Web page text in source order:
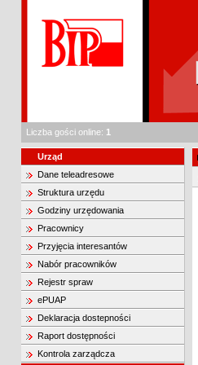
Liczba gości online: 1
Urząd
Dane teleadresowe
Struktura urzędu
Godziny urzędowania
Pracownicy
Przyjęcia interesantów
Nabór pracowników
Rejestr spraw
ePUAP
Deklaracja dostepności
Raport dostępności
Kontrola zarządcza